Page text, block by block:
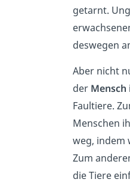
getarnt.
deswegen
Aber nicht
der Mensch
Faultiere.
Menschen
weg, indem
Zum
die Tiere